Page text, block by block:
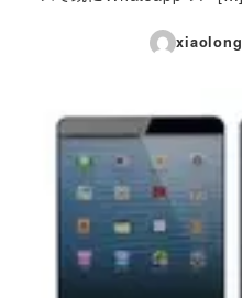
xiaolong